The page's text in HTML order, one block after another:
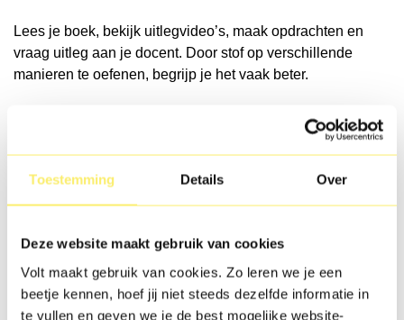
Toestemming Details Over
Deze website maakt gebruik van cookies
Volt maakt gebruik van cookies. Zo leren we je een
beetje kennen, hoef jij niet steeds dezelfde informatie in
te vullen en geven we je de best mogelijke website-
Lees je boek, bekijk uitlegvideo’s, maak opdrachten en
vraag uitleg aan je docent. Door stof op verschillende
manieren te oefenen, begrijp je het vaak beter.
Leg de stof uit aan iemand anders
Kun je een onderwerp uitleggen aan een klasgenoot,
Vraag hulp als iets lastig blijft
Blijf niet te lang alleen puzzelen. Vraag je docent om uitleg